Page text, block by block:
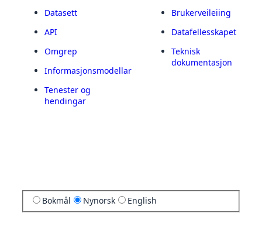
Datasett
API
Omgrep
Informasjonsmodellar
Tenester og
hendingar
Brukerveileiing
Datafellesskapet
Teknisk
dokumentasjon
Bokmål Nynorsk English